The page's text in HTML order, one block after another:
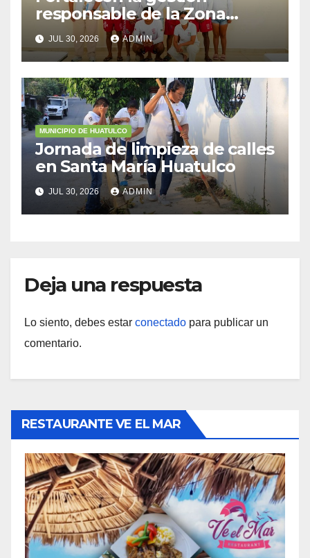
responsable de la Zona
Federal Marítimo Terrestre
JUL 30, 2026 ADMIN
MUNICIPIO DE HUATULCO
Jornada de limpieza de calles
en Santa María Huatulco
JUL 30, 2026 ADMIN
Deja una respuesta
Lo siento, debes estar conectado para publicar un
comentario.
RESTAURANTE VE EL MAR